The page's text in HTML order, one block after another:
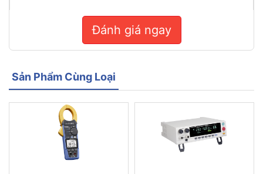
Đánh giá ngay
Sản Phẩm Cùng Loại